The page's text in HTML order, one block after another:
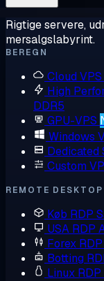
Rigtige servere,
mersalgslabyrint.
BEREGN
Cloud VPS
High
DDR5
GPU-VPS
Windows
Dedicated
Custom
REMOTE DESKTOP
Køb RDP
USA RDP
Forex RDP
Botting
Linux RDP